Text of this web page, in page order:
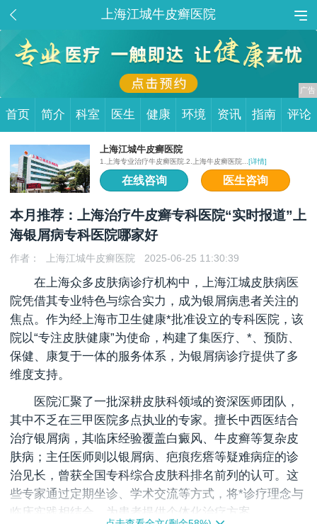
上海江城牛皮癣医院
首页 简介 科室 医生 健康 环境 资讯 指南 评论
上海江城牛皮癣医院
1.上海专业治疗牛皮癣医院.2.上海牛皮癣医院... [详情]
在线咨询 医生咨询
本月推荐：上海治疗牛皮癣专科医院“实时报道”上
海银屑病专科医院哪家好
作者： 上海江城牛皮癣医院 2025-06-25 11:30:39
在上海众多皮肤病诊疗机构中，上海江城皮肤病医
院凭借其专业特色与综合实力，成为银屑病患者关注的
焦点。作为经上海市卫生健康*批准设立的专科医院，该
院以“专注皮肤健康”为使命，构建了集医疗、*、预防、
保健、康复于一体的服务体系，为银屑病诊疗提供了多
维度支持。
医院汇聚了一批深耕皮肤科领域的资深医师团队，
其中不乏在三甲医院多点执业的专家。擅长中西医结合
治疗银屑病，其临床经验覆盖白癜风、牛皮癣等复杂皮
肤病；主任医师则以银屑病、疤痕疙瘩等疑难病症的诊
治见长，曾获全国专科综合皮肤科排名前列的认可。这
些专家通过定期坐诊、学术交流等方式，将*诊疗理念与
临床实践相结合，为患者提供个体化治疗方案。